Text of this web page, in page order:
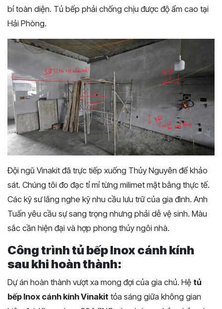
bỉ toàn diện. Tủ bếp phải chống chịu được độ ẩm cao tại
Hải Phòng.
Đội ngũ Vinakit đã trực tiếp xuống Thủy Nguyên để khảo
sát. Chúng tôi đo đạc tỉ mỉ từng milimet mặt bằng thực tế.
Các kỹ sư lắng nghe kỹ nhu cầu lưu trữ của gia đình. Anh
Tuấn yêu cầu sự sang trọng nhưng phải dễ vệ sinh. Màu
sắc cần hiện đại và hợp phong thủy ngôi nhà.
Công trình tủ bếp Inox cánh kính
sau khi hoàn thành:
Dự án hoàn thành vượt xa mong đợi của gia chủ. Hệ tủ
bếp Inox cánh kính Vinakit tỏa sáng giữa không gian